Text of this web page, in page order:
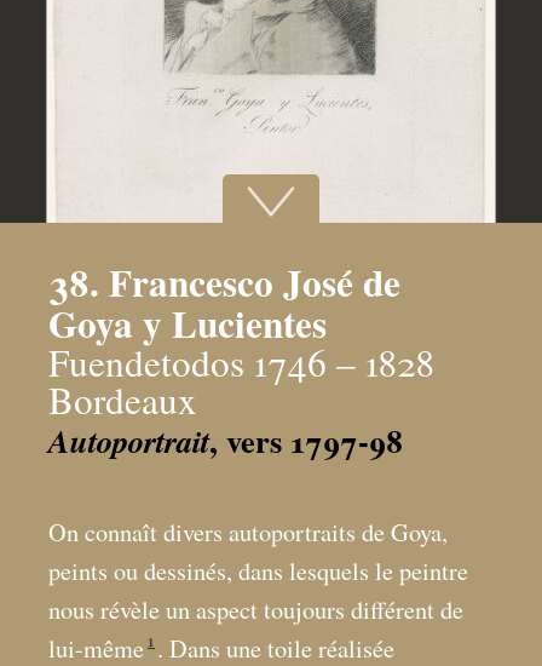
38. Francesco José de
Goya y Lucientes
Fuendetodos 1746 – 1828
Bordeaux
Autoportrait, vers 1797-98
On connaît divers autoportraits de Goya,
peints ou dessinés, dans lesquels le peintre
nous révèle un aspect toujours différent de
lui-même 1 . Dans une toile réalisée